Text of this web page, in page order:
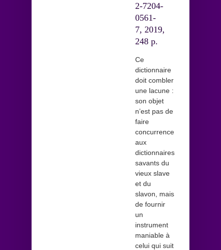
2-7204-
0561-
7, 2019,
248 p.
Ce
dictionnaire
doit combler
une lacune :
son objet
n’est pas de
faire
concurrence
aux
dictionnaires
savants du
vieux slave
et du
slavon, mais
de fournir
un
instrument
maniable à
celui qui suit